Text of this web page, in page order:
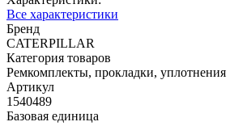
Все характеристики
Бренд
CATERPILLAR
Категория товаров
Ремкомплекты, прокладки, уплотнения
Артикул
1540489
Базовая единица